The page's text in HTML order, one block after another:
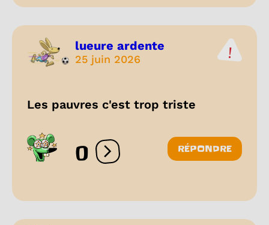
lueure ardente
25 juin 2026
Les pauvres c'est trop triste
0 Ouvrir les réactions
RÉPONDRE